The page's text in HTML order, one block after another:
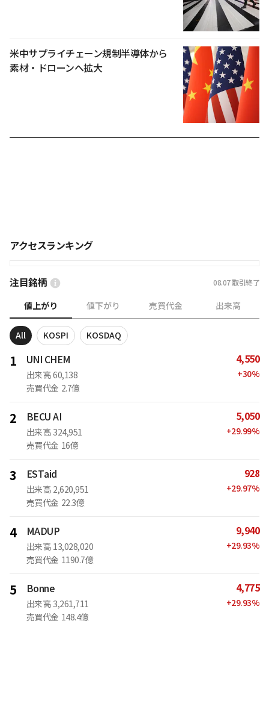
米中サプライチェーン規制半導体から
素材・ドローンへ拡大
アクセスランキング
注目銘柄 08.07取引終了
値上がり 値下がり 売買代金 出来高
All KOSPI KOSDAQ
1 UNI CHEM
出来高 60,138
売買代金 2.7億
4,550
+30%
2 BECU AI
出来高 324,951
売買代金 16億
5,050
+29.99%
3 ESTaid
出来高 2,620,951
売買代金 22.3億
928
+29.97%
4 MADUP
出来高 13,028,020
売買代金 1190.7億
9,940
+29.93%
5 Bonne
出来高 3,261,711
売買代金 148.4億
4,775
+29.93%